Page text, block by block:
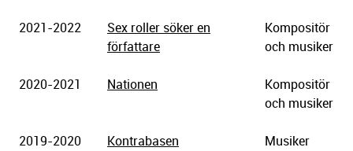
2021-2022
Sex roller söker en
författare
Kompositör
och musiker
2020-2021 Nationen
Kompositör
och musiker
2019-2020 Kontrabasen Musiker